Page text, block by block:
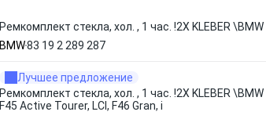
Ремкомплект стекла, хол. , 1 час. !2X KLEBER
BMW83 19 2 289 287
Лучшее предложение
Ремкомплект стекла, хол. , 1 час. !2X KLEBER \BMW
F45 Active Tourer, LCI, F46 Gran, i